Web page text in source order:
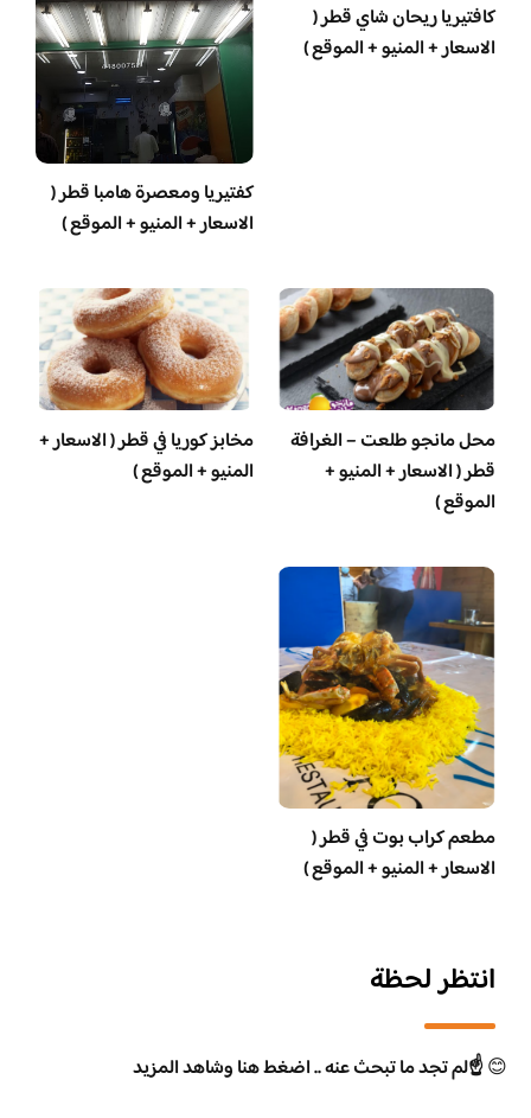
كافتيريا ريحان شاي قطر (
الاسعار + المنيو + الموقع )
‏كفتيريا ومعصرة هامبا قطر (
الاسعار + المنيو + الموقع )
محل مانجو طلعت – الغرافة
قطر ( الاسعار + المنيو +
الموقع )
مخابز كوريا في قطر ( الاسعار +
المنيو + الموقع )
مطعم كراب بوت في قطر (
الاسعار + المنيو + الموقع )
انتظر لحظة
😊☝️لم تجد ما تبحث عنه .. اضغط هنا وشاهد المزيد